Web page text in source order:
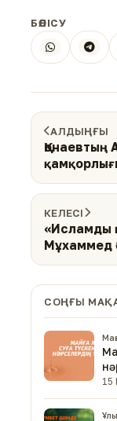
БӨЛІСУ
АЛДЫҢҒЫ
Қонаевтың
КЕЛЕСІ
«Исламды
Мұхаммед
СОҢҒЫ
15